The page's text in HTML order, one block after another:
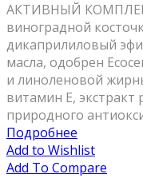
АКТИВНЫЙ
виноградной
дикаприлиловый
масла, одобрен
и линоленовой
витамин Е, экстракт
природного
Подробнее
Add to Wishlist
Add To Compare